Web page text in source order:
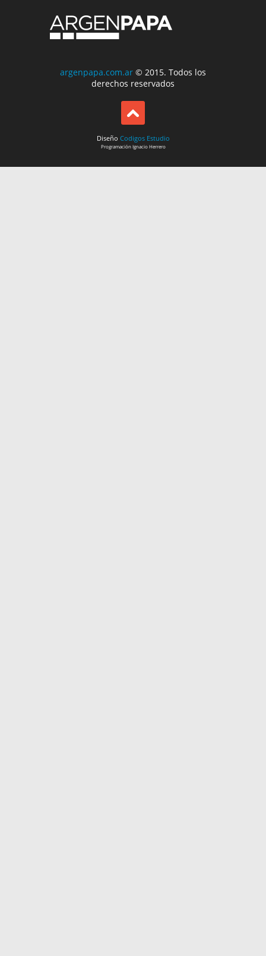
argenpapa.com.ar © 2015. Todos los
derechos reservados
Diseño Codigos Estudio
ProgramaciónIgnacio Herrero